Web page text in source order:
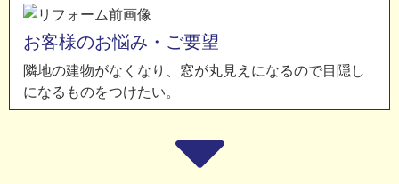
お客様のお悩み・ご要望
隣地の建物がなくなり、窓が丸見えになるので目隠し
になるものをつけたい。